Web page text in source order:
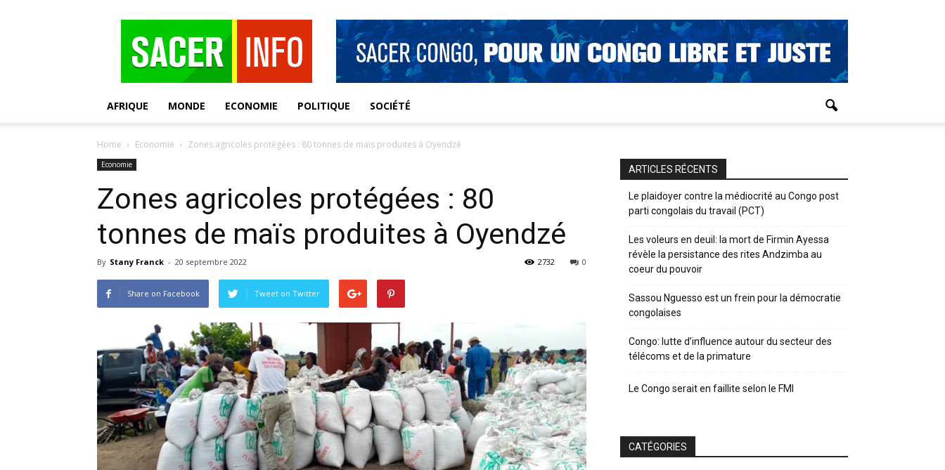
AFRIQUE MONDE ECONOMIE POLITIQUE SOCIÉTÉ
Home Economie Zones agricoles protégées : 80 tonnes de maïs produites à Oyendzé
Economie
Zones agricoles protégées : 80
tonnes de maïs produites à Oyendzé
By Stany Franck - 20 septembre 2022 0
2732
Share on Facebook Tweet on Twitter
ARTICLES RÉCENTS
Le plaidoyer contre la médiocrité au Congo post
parti congolais du travail (PCT)
Les voleurs en deuil: la mort de Firmin Ayessa
révèle la persistance des rites Andzimba au
coeur du pouvoir
Sassou Nguesso est un frein pour la démocratie
congolaises
Congo: lutte d’influence autour du secteur des
télécoms et de la primature
Le Congo serait en faillite selon le FMI
CATÉGORIES